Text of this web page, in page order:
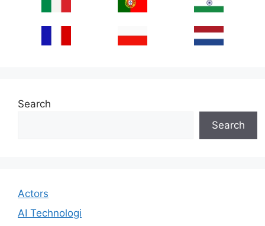
Search
Search
Actors
AI Technologi